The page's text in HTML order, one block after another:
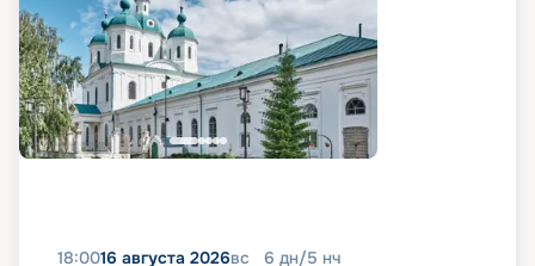
18:0016 августа 2026вс 6 дн/5 нч